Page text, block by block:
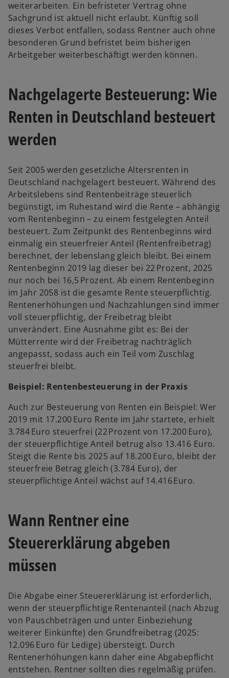
weiterarbeiten. Ein befristeter Vertrag ohne
Sachgrund ist aktuell nicht erlaubt. Künftig soll
dieses Verbot entfallen, sodass Rentner auch ohne
besonderen Grund befristet beim bisherigen
Arbeitgeber weiterbeschäftigt werden können.
Nachgelagerte Besteuerung: Wie
Renten in Deutschland besteuert
werden
Seit 2005 werden gesetzliche Altersrenten in
Deutschland nachgelagert besteuert. Während des
Arbeitslebens sind Rentenbeiträge steuerlich
begünstigt, im Ruhestand wird die Rente – abhängig
vom Rentenbeginn – zu einem festgelegten Anteil
besteuert. Zum Zeitpunkt des Rentenbeginns wird
einmalig ein steuerfreier Anteil (Rentenfreibetrag)
berechnet, der lebenslang gleich bleibt. Bei einem
Rentenbeginn 2019 lag dieser bei 22 Prozent, 2025
nur noch bei 16,5 Prozent. Ab einem Rentenbeginn
im Jahr 2058 ist die gesamte Rente steuerpflichtig.
Rentenerhöhungen und Nachzahlungen sind immer
voll steuerpflichtig, der Freibetrag bleibt
unverändert. Eine Ausnahme gibt es: Bei der
Mütterrente wird der Freibetrag nachträglich
angepasst, sodass auch ein Teil vom Zuschlag
steuerfrei bleibt.
Beispiel: Rentenbesteuerung in der Praxis
Auch zur Besteuerung von Renten ein Beispiel: Wer
2019 mit 17.200 Euro Rente im Jahr startete, erhielt
3.784 Euro steuerfrei (22 Prozent von 17.200 Euro),
der steuerpflichtige Anteil betrug also 13.416 Euro.
Steigt die Rente bis 2025 auf 18.200 Euro, bleibt der
steuerfreie Betrag gleich (3.784 Euro), der
steuerpflichtige Anteil wächst auf 14.416 Euro.
Wann Rentner eine
Steuererklärung abgeben
müssen
Die Abgabe einer Steuererklärung ist erforderlich,
wenn der steuerpflichtige Rentenanteil (nach Abzug
von Pauschbeträgen und unter Einbeziehung
weiterer Einkünfte) den Grundfreibetrag (2025:
12.096 Euro für Ledige) übersteigt. Durch
Rentenerhöhungen kann daher eine Abgabepflicht
entstehen. Rentner sollten dies regelmäßig prüfen.
e
r
e
n